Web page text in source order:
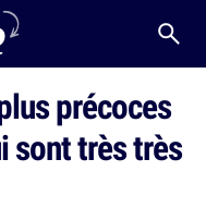
précoces
sont très très